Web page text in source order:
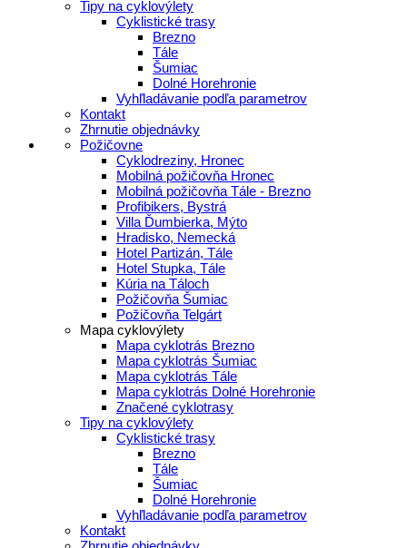
Tipy na cyklovýlety
Cyklistické trasy
Brezno
Tále
Šumiac
Dolné Horehronie
Vyhľladávanie podľa parametrov
Kontakt
Zhrnutie objednávky
Požičovne
Cyklodreziny, Hronec
Mobilná požičovňa Hronec
Mobilná požičovňa Tále - Brezno
Profibikers, Bystrá
Villa Ďumbierka, Mýto
Hradisko, Nemecká
Hotel Partizán, Tále
Hotel Stupka, Tále
Kúria na Táloch
Požičovňa Šumiac
Požičovňa Telgárt
Mapa cyklovýlety
Mapa cyklotrás Brezno
Mapa cyklotrás Šumiac
Mapa cyklotrás Tále
Mapa cyklotrás Dolné Horehronie
Značené cyklotrasy
Tipy na cyklovýlety
Cyklistické trasy
Brezno
Tále
Šumiac
Dolné Horehronie
Vyhľladávanie podľa parametrov
Kontakt